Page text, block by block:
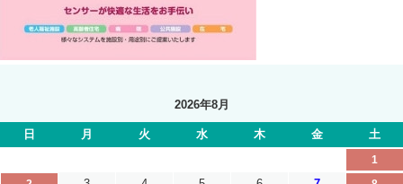
2026年8月
日 月 火 水 木 金 土
1